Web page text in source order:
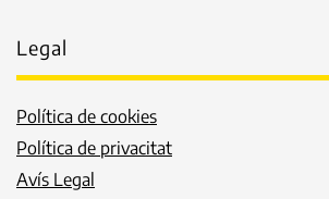
Legal
Política de cookies
Política de privacitat
Avís Legal